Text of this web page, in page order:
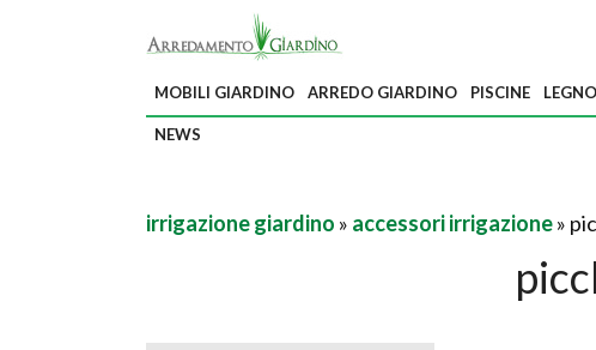
MOBILI GIARDINO ARREDO GIARDINO PISCINE
NEWS
irrigazione giardino » accessori irrigazione»